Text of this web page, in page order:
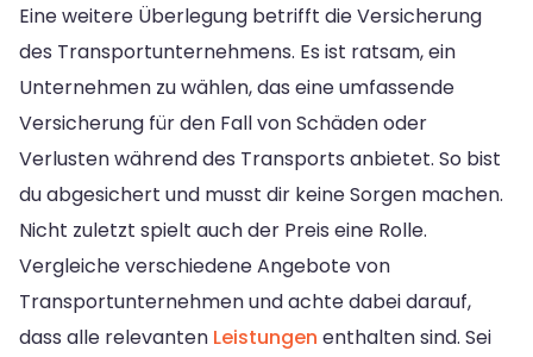
Eine weitere Überlegung betrifft die Versicherung
des Transportunternehmens. Es ist ratsam, ein
Unternehmen zu wählen, das eine umfassende
Versicherung für den Fall von Schäden oder
Verlusten während des Transports anbietet. So bist
du abgesichert und musst dir keine Sorgen machen.
Nicht zuletzt spielt auch der Preis eine Rolle.
Vergleiche verschiedene Angebote von
Transportunternehmen und achte dabei darauf,
dass alle relevanten Leistungen enthalten sind. Sei